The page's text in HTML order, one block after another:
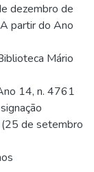
dezembro de
partir do Ano
Mário
14, n. 4761
(25 de setembro